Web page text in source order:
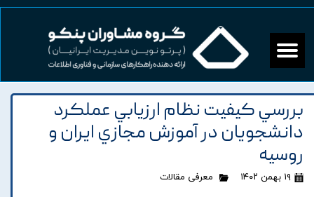
بررسي کيفيت نظام ارزيابي عملکرد
دانشجويان در آموزش مجازي ايران و
روسيه
۱۹ بهمن ۱۴۰۲ معرفی مقالات